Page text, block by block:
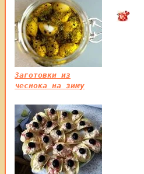
Заготовки из
чеснока на зиму